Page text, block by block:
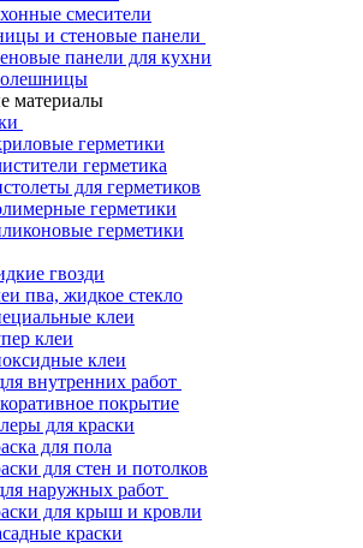
смесители
и стеновые панели
панели для кухни
материалы
герметики
герметика
для герметиков
герметики
герметики
гвозди
пва, жидкое стекло
клеи
клеи
клеи
внутренних работ
покрытие
для краски
для пола
для стен и потолков
наружных работ
для крыш и кровли
краски